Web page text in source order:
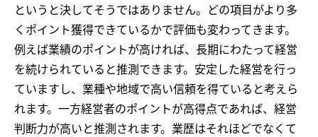
というと決してそうではありません。どの項目がより多
くポイント獲得できているかで評価も変わってきます。
例えば業績のポイントが高ければ、長期にわたって経営
を続けられていると推測できます。安定した経営を行っ
ていますし、業種や地域で高い信頼を得ていると考えら
れます。一方経営者のポイントが高得点であれば、経営
判断力が高いと推測されます。業歴はそれほどでなくて